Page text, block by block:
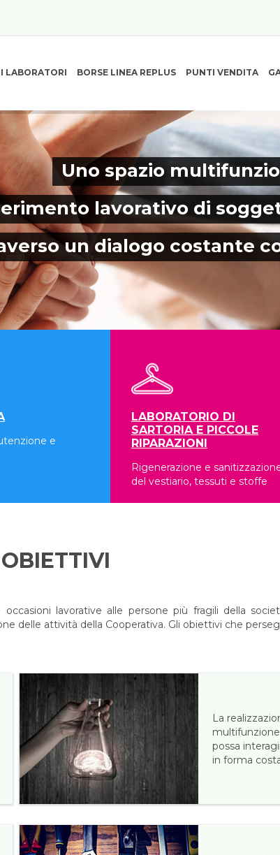
I LABORATORI BORSE LINEA REPLUS PUNTI VENDITA
Uno spazio
lavorativo di
un dialogo costante
e
LABORATORIO DI
SARTORIA E PICCOLE
RIPARAZIONI
Rigenerazione e
del vestiario, tessuti e stoffe
OBIETTIVI
lavorative alle persone più fragili della
delle attività della Cooperativa. Gli obiettivi che
La
possa
in forma